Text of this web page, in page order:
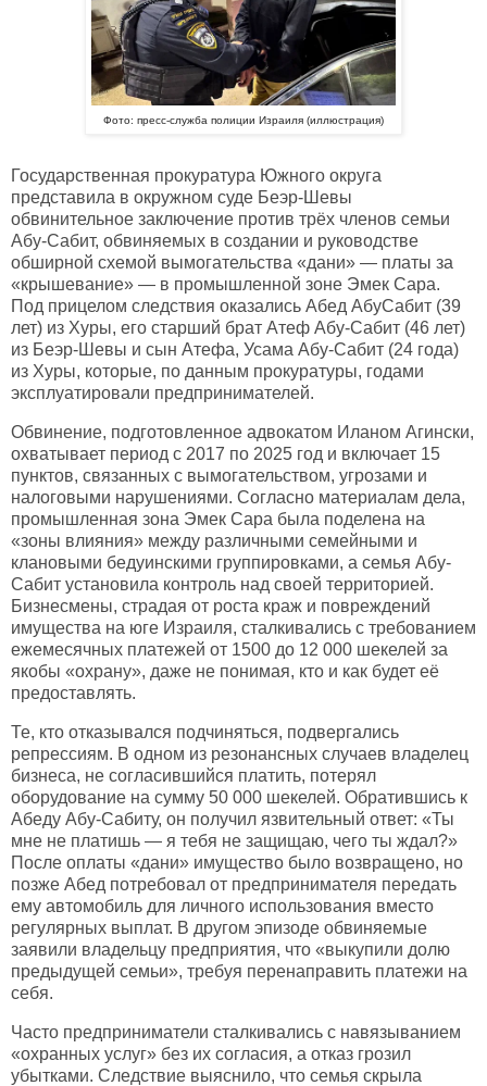
Фото: пресс-служба полиции Израиля (иллюстрация)
Государственная прокуратура Южного округа
представила в окружном суде Беэр-Шевы
обвинительное заключение против трёх членов семьи
Абу-Сабит, обвиняемых в создании и руководстве
обширной схемой вымогательства «дани» — платы за
«крышевание» — в промышленной зоне Эмек Сара.
Под прицелом следствия оказались Абед АбуСабит (39
лет) из Хуры, его старший брат Атеф Абу-Сабит (46 лет)
из Беэр-Шевы и сын Атефа, Усама Абу-Сабит (24 года)
из Хуры, которые, по данным прокуратуры, годами
эксплуатировали предпринимателей.
Обвинение, подготовленное адвокатом Иланом Агински,
охватывает период с 2017 по 2025 год и включает 15
пунктов, связанных с вымогательством, угрозами и
налоговыми нарушениями. Согласно материалам дела,
промышленная зона Эмек Сара была поделена на
«зоны влияния» между различными семейными и
клановыми бедуинскими группировками, а семья Абу-
Сабит установила контроль над своей территорией.
Бизнесмены, страдая от роста краж и повреждений
имущества на юге Израиля, сталкивались с требованием
ежемесячных платежей от 1500 до 12 000 шекелей за
якобы «охрану», даже не понимая, кто и как будет её
предоставлять.
Те, кто отказывался подчиняться, подвергались
репрессиям. В одном из резонансных случаев владелец
бизнеса, не согласившийся платить, потерял
оборудование на сумму 50 000 шекелей. Обратившись к
Абеду Абу-Сабиту, он получил язвительный ответ: «Ты
мне не платишь — я тебя не защищаю, чего ты ждал?»
После оплаты «дани» имущество было возвращено, но
позже Абед потребовал от предпринимателя передать
ему автомобиль для личного использования вместо
регулярных выплат. В другом эпизоде обвиняемые
заявили владельцу предприятия, что «выкупили долю
предыдущей семьи», требуя перенаправить платежи на
себя.
Часто предприниматели сталкивались с навязыванием
«охранных услуг» без их согласия, а отказ грозил
убытками. Следствие выяснило, что семья скрыла